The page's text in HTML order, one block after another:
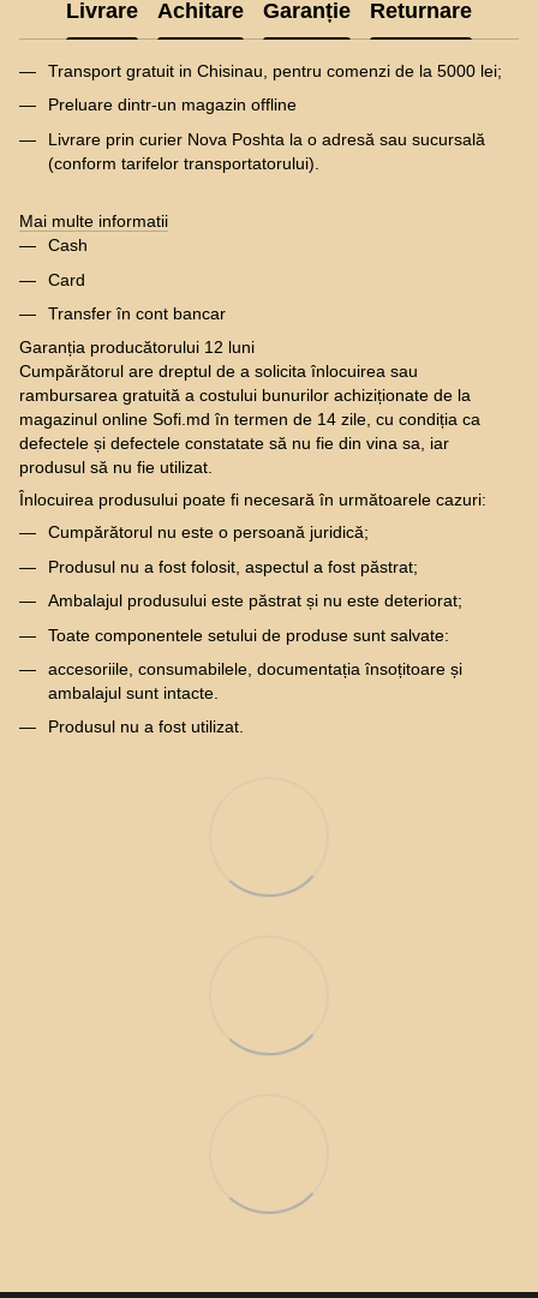
Livrare Achitare Garanție Returnare
Transport gratuit in Chisinau, pentru comenzi de la 5000 lei;
Preluare dintr-un magazin offline
Livrare prin curier Nova Poshta la o adresă sau sucursală
(conform tarifelor transportatorului).
Mai multe informatii
Cash
Card
Transfer în cont bancar
Garanția producătorului 12 luni
Cumpărătorul are dreptul de a solicita înlocuirea sau
rambursarea gratuită a costului bunurilor achiziționate de la
magazinul online Sofi.md în termen de 14 zile, cu condiția ca
defectele și defectele constatate să nu fie din vina sa, iar
produsul să nu fie utilizat.
Înlocuirea produsului poate fi necesară în următoarele cazuri:
Cumpărătorul nu este o persoană juridică;
Produsul nu a fost folosit, aspectul a fost păstrat;
Ambalajul produsului este păstrat și nu este deteriorat;
Toate componentele setului de produse sunt salvate:
accesoriile, consumabilele, documentația însoțitoare și
ambalajul sunt intacte.
Produsul nu a fost utilizat.